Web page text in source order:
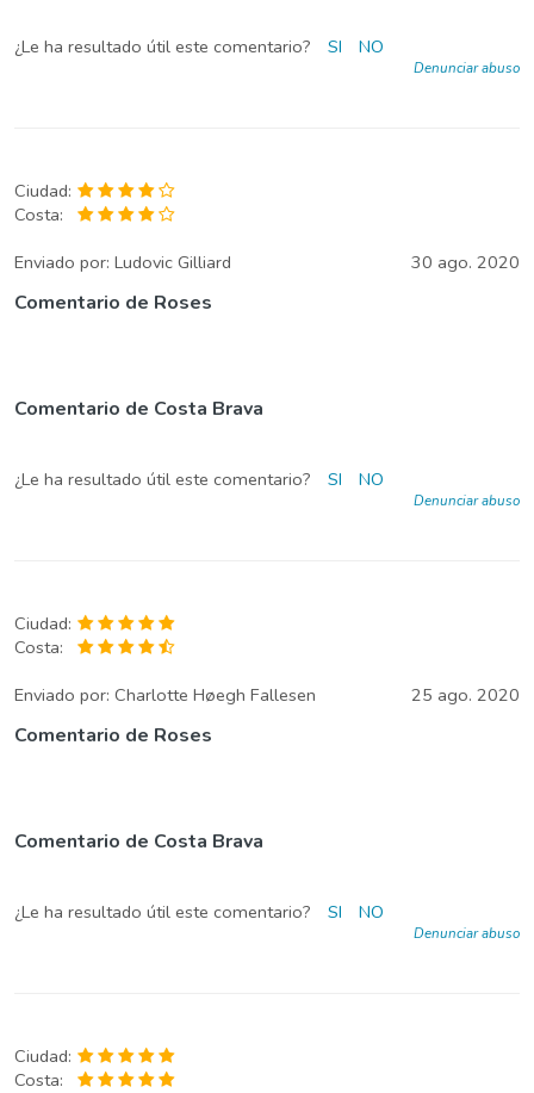
¿Le ha resultado útil este comentario? SI NO
Denunciar abuso
Ciudad:
Costa:
Enviado por: Ludovic Gilliard 30 ago. 2020
Comentario de Roses
Comentario de Costa Brava
¿Le ha resultado útil este comentario? SI NO
Denunciar abuso
Ciudad:
Costa:
Enviado por: Charlotte Høegh Fallesen 25 ago. 2020
Comentario de Roses
Comentario de Costa Brava
¿Le ha resultado útil este comentario? SI NO
Denunciar abuso
Ciudad:
Costa: